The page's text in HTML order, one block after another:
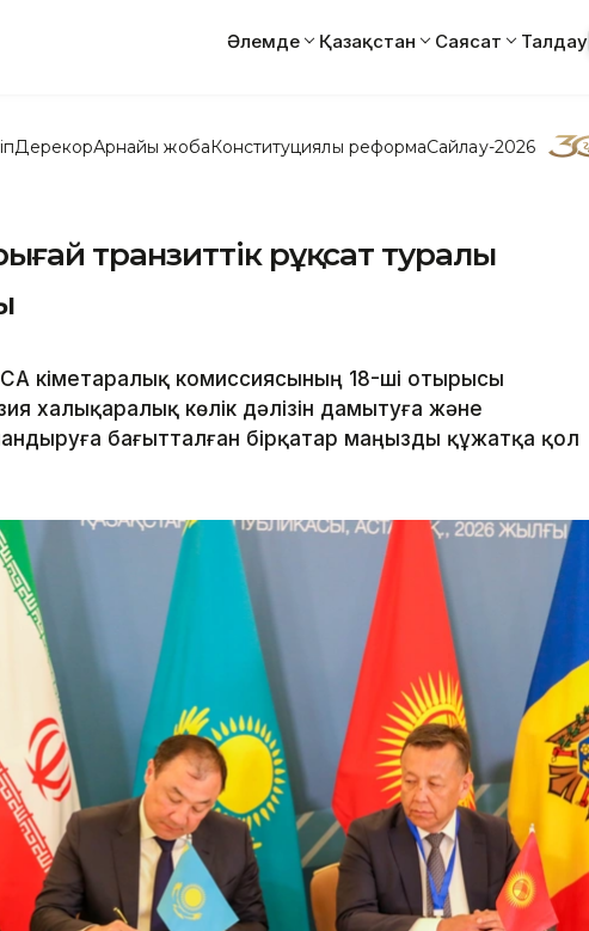
Әлемде Қазақстан Саясат Талдау
ДерекқорАрнайы жобаКонституциялық реформаСайлау-2026
транзиттік рұқсат туралы
Үкіметаралық комиссиясының 18-ші отырысы
халықаралық көлік дәлізін дамытуға және
бағытталған бірқатар маңызды құжатқа қол